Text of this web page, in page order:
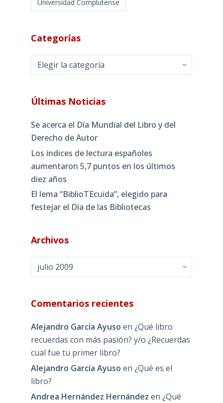
Universidad Complutense
Categorías
Categorías
Últimas Noticias
Se acerca el Día Mundial del Libro y del
Derecho de Autor
Los índices de lectura españoles
aumentaron 5,7 puntos en los últimos
diez años
El lema “BiblioTEcuida”, elegido para
festejar el Día de las Bibliotecas
Archivos
Archivos
Comentarios recientes
Alejandro García Ayuso en ¿Qué libro
recuerdas con más pasión? y/o ¿Recuerdas
cual fue tu primer libro?
Alejandro García Ayuso en ¿Qué es el
libro?
Andrea Hernández Hernández en ¿Qué